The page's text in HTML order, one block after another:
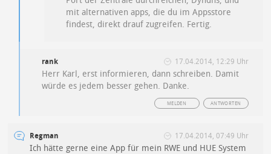
mit alternativen apps, die du im Appsstore
findest, direkt drauf zugreifen. Fertig.
rank 17.04.2014, 12:29 Uhr
Herr Karl, erst informieren, dann schreiben. Damit
würde es jedem besser gehen. Danke.
ANTWORTEN
MELDEN
Regman 17.04.2014, 07:49 Uhr
Ich hätte gerne eine App für mein RWE und HUE System